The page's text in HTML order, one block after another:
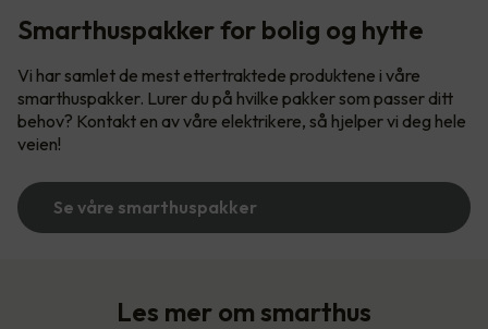
Smarthuspakker for bolig og hytte
Vi har samlet de mest ettertraktede produktene i våre
smarthuspakker. Lurer du på hvilke pakker som passer ditt
behov? Kontakt en av våre elektrikere, så hjelper vi deg hele
veien!
Se våre smarthuspakker
Les mer om smarthus